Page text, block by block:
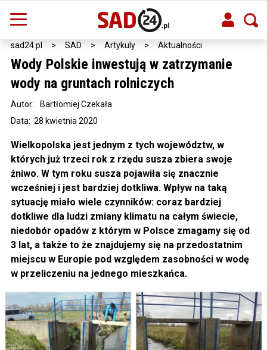
sad24.pl > SAD > Artykuly > Aktualności
Wody Polskie inwestują w zatrzymanie
wody na gruntach rolniczych
Data: 28 kwietnia 2020
Autor: Bartłomiej Czekała
Wielkopolska jest jednym z tych województw, w
których już trzeci rok z rzędu susza zbiera swoje
żniwo. W tym roku susza pojawiła się znacznie
wcześniej i jest bardziej dotkliwa. Wpływ na taką
sytuację miało wiele czynników: coraz bardziej
dotkliwe dla ludzi zmiany klimatu na całym świecie,
niedobór opadów z którym w Polsce zmagamy się od
3 lat, a także to że znajdujemy się na przedostatnim
miejscu w Europie pod względem zasobności w wodę
w przeliczeniu na jednego mieszkańca.